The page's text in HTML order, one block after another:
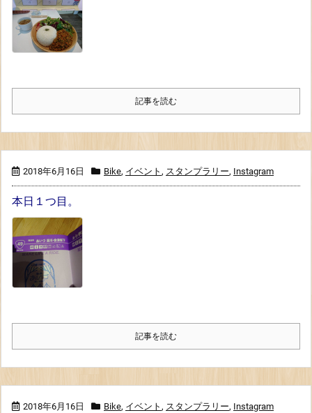
記事を読む
2018年6月16日 Bike, イベント , スタンプラリー, Instagram
本日１つ目。
記事を読む
2018年6月16日 Bike, イベント , スタンプラリー, Instagram